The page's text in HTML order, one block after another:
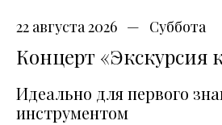
22 августа 2026 Суббота
Концерт «Экскурсия
Идеально для первого
инструментом